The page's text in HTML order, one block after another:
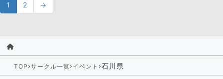
1 2 →
TOP ›サークル一覧› イベント ›石川県